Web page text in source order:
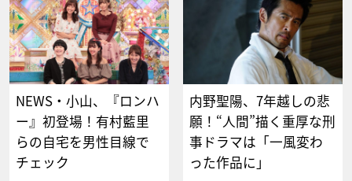
NEWS・小山、『ロンハ
ー』初登場！有村藍里
らの自宅を男性目線で
チェック
内野聖陽、7年越しの悲
願！“人間”描く重厚な刑
事ドラマは「一風変わ
った作品に」